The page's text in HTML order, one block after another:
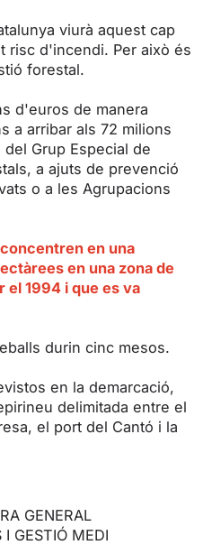
viurà aquest cap
risc d'incendi. Per això és
forestal.
d'euros de manera
a arribar als 72 milions
Grup Especial de
a ajuts de prevenció
o a les Agrupacions
en una
en una zona de
el 1994 i que es va
durin cinc mesos.
en la demarcació,
delimitada entre el
el port del Cantó i la
GENERAL
I GESTIÓ MEDI